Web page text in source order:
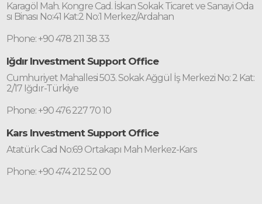
Karagöl Mah. Kongre Cad. İskan Sokak Ticaret ve Sanayi Oda
sı Binası No:41 Kat:2 No:1 Merkez/Ardahan
Phone: +90 478 211 38 33
Iğdır Investment Support Office
Cumhuriyet Mahallesi 503. Sokak Ağgül İş Merkezi No: 2 Kat:
2/17 Iğdır-Türkiye
Phone: +90 476 227 70 10
Kars Investment Support Office
Atatürk Cad No:69 Ortakapı Mah Merkez-Kars
Phone: +90 474 212 52 00